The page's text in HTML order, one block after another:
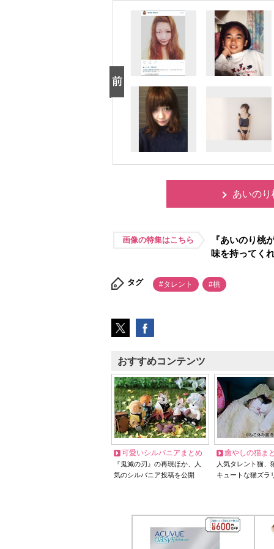
あいの
画像の特集はこちら
『あいのり桃
味を持ってく
タグ #タレント #桃
おすすめコンテンツ
可愛いシルバニアまとめ
『鬼滅の刃』の再現ほか、人
気のシルバニア投稿を公開
癒やしの猫ま
人気タレント猫
キュートな猫ズラ